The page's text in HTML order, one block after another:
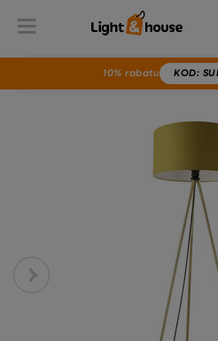
10% rabatu KOD: